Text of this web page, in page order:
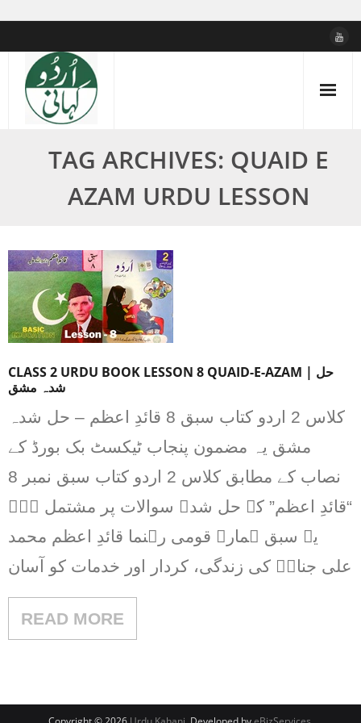
content
TAG ARCHIVES: QUAID E
AZAM URDU LESSON
CLASS 2 URDU BOOK LESSON 8 QUAID-E-AZAM | حل
شدہ مشق
کلاس 2 اردو کتاب سبق 8 قائدِ اعظم – حل شدہ
مشق یہ مضمون پنجاب ٹیکسٹ بک بورڈ کے
نصاب کے مطابق کلاس 2 اردو کتاب سبق نمبر 8
“قائدِ اعظم” کے حل شدہ سوالات پر مشتمل ہے۔
یہ سبق ہمارے قومی رہنما قائدِ اعظم محمد
علی جناحؒ کی زندگی، کردار اور خدمات کو آسان
READ MORE